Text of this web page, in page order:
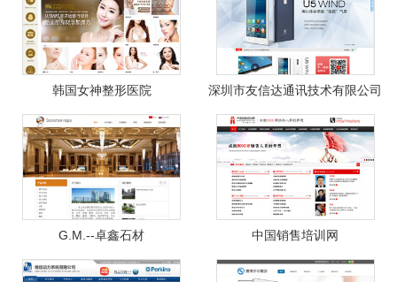
韩国女神整形医院 深圳市友信达通讯技术有限公司
G.M.--卓鑫石材 中国销售培训网